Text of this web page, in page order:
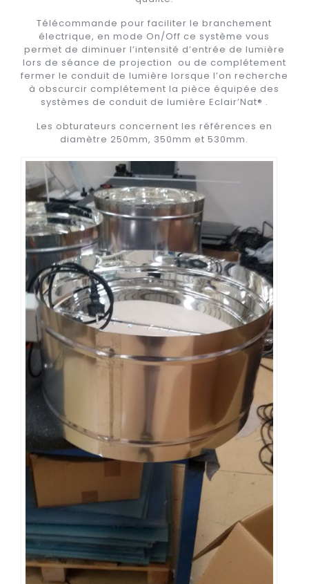
Télécommande pour faciliter le branchement
électrique, en mode On/Off ce système vous
permet de diminuer l’intensité d’entrée de lumière
lors de séance de projection ou de complétement
fermer le conduit de lumière lorsque l’on recherche
à obscurcir complétement la pièce équipée des
systèmes de conduit de lumière Eclair’Nat® .
Les obturateurs concernent les références en
diamètre 250mm, 350mm et 530mm.